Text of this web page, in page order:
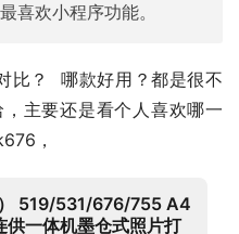
喜欢小程序功能。
比？  哪款好用？都是很不
主要还是看个人喜欢哪一
，
519/531/676/755 A4
供一体机墨仓式照片打